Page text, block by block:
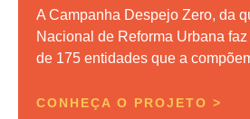
A Campanha Despejo Zero, da
Nacional de Reforma Urbana
de 175 entidades que a
CONHEÇA O PROJETO >